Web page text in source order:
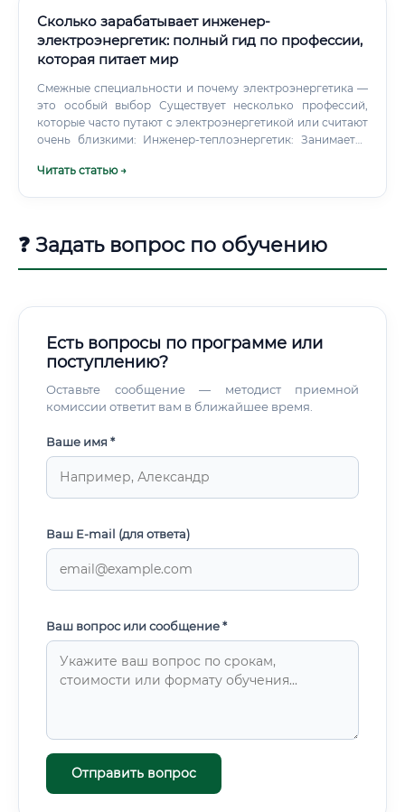
Сколько зарабатывает инженер-
электроэнергетик: полный гид по профессии,
которая питает мир
Смежные специальности и почему электроэнергетика —
это особый выбор Существует несколько профессий,
которые часто путают с электроэнергетикой или считают
очень близкими: Инженер-теплоэнергетик: Занимается
вода, пар). Инженер-электронщик: Разрабатывает и
Специализируется на датчиках, контроллерах и системах
автоматизации технологических процессов.
Читать статью →
❓ Задать вопрос по обучению
Есть вопросы по программе или
поступлению?
Оставьте сообщение — методист приемной
комиссии ответит вам в ближайшее время.
Ваше имя *
Ваш E-mail (для ответа)
Ваш вопрос или сообщение *
Отправить вопрос